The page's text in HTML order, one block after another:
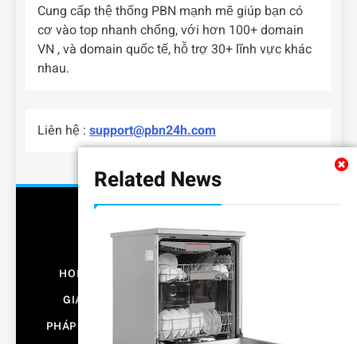
Related News
Cung cấp thệ thống PBN mạnh mẽ giúp bạn có
cơ vào top nhanh chống, với hơn 100+ domain
VN , và domain quốc tế, hỗ trợ 30+ lĩnh vực khác
nhau.
Liên hệ : support@pbn24h.com
HOME BẤT ĐỘNG SẢN CÔNG NGHỆ
GIÁO DỤC KINH DOANH
PHÁP LUẬT THỜI TRANG XE CỘ